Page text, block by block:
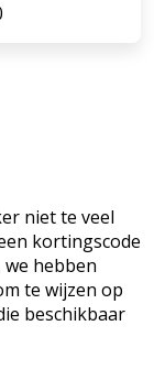
niet te veel
kortingscode
hebben
te wijzen op
beschikbaar